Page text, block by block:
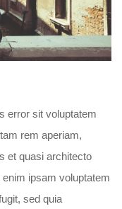
error sit voluptatem
rem aperiam,
et quasi architecto
ipsam voluptatem
sed quia